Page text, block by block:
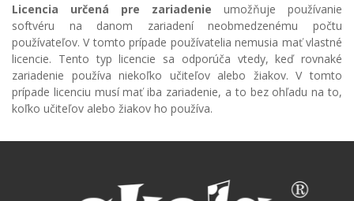
Licencia určená pre zariadenie umožňuje používanie
softvéru na danom zariadení neobmedzenému počtu
používateľov. V tomto prípade používatelia nemusia mať vlastné
licencie. Tento typ licencie sa odporúča vtedy, keď rovnaké
zariadenie používa niekoľko učiteľov alebo žiakov. V tomto
prípade licenciu musí mať iba zariadenie, a to bez ohľadu na to,
koľko učiteľov alebo žiakov ho používa.